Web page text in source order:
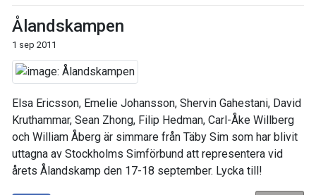
Ålandskampen
1 sep 2011
Elsa Ericsson, Emelie Johansson, Shervin Gahestani, David
Kruthammar, Sean Zhong, Filip Hedman, Carl-Åke Willberg
och William Åberg är simmare från Täby Sim som har blivit
uttagna av Stockholms Simförbund att representera vid
årets Ålandskamp den 17-18 september. Lycka till!